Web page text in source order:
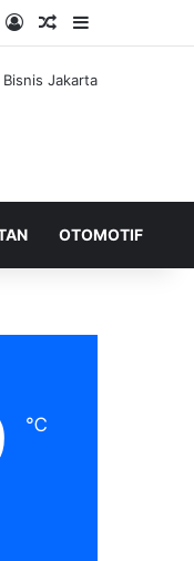
TiktokLog InShuffle Berita
OTOMOTIF
℃